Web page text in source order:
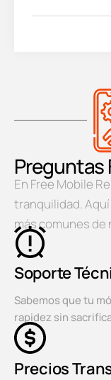
Preguntas
En Free Mobile
tranquilidad.
más comunes
Soporte
Sabemos que tu
rapidez sin
Precios